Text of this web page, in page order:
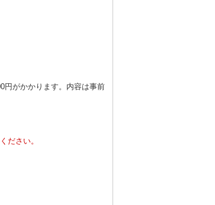
円がかかります。内容は事前
ださい。